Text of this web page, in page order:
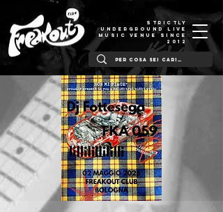
STRICTLY
UNDERGROUND LIVE
MUSIC VENUE SINCE
2012